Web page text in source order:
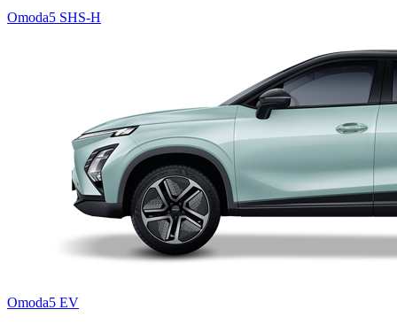
Omoda5 SHS-H
Omoda5 EV